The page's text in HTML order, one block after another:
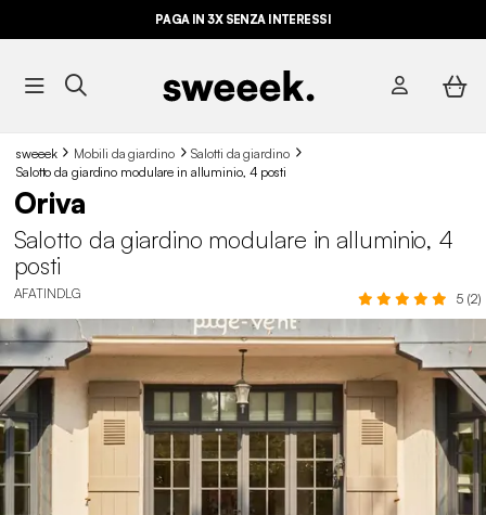
PAGA IN 3X SENZA INTERESSI
sweeek Mobili da giardino
Salotti da giardino
Salotto da giardino modulare in alluminio, 4 posti
Oriva
Salotto da giardino modulare in alluminio, 4
posti
AFATINDLG 5 (2)